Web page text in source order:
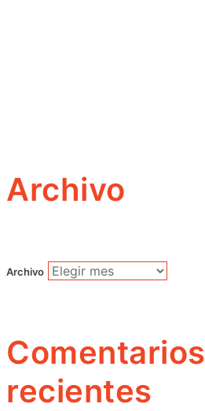
Archivo
Archivo
Comentarios
recientes